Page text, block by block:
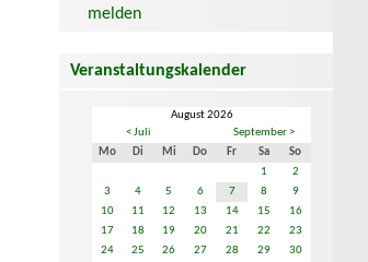
melden
Veranstaltungskalender
August 2026
< Juli
September >
Mo
Di Mi Do Fr Sa
So
1
2
3
4 5 6 7 8
9
10
11 12 13 14 15
16
17
18 19 20 21 22
23
24
25 26 27 28 29
30